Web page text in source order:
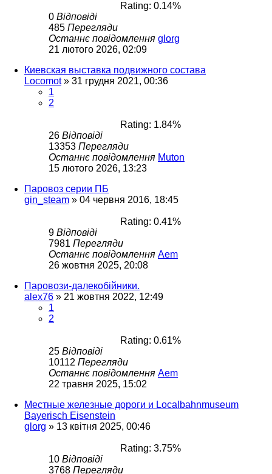
Rating: 0.14%
0 Відповіді
485 Перегляди
Останнє повідомлення glorg
21 лютого 2026, 02:09
Киевская выставка подвижного состава
Locomot» 31 грудня 2021, 00:36
1
2
Rating: 1.84%
26 Відповіді
13353 Перегляди
Останнє повідомлення Muton
15 лютого 2026, 13:23
Паровоз серии ПБ
gin_steam » 04 червня 2016, 18:45
Rating: 0.41%
9 Відповіді
7981 Перегляди
Останнє повідомлення Aem
26 жовтня 2025, 20:08
Паровози-далекобійники.
alex76 » 21 жовтня 2022, 12:49
1
2
Rating: 0.61%
25 Відповіді
10112 Перегляди
Останнє повідомлення Aem
22 травня 2025, 15:02
Местные железные дороги и Localbahnmuseum
Bayerisch Eisenstein
glorg » 13 квітня 2025, 00:46
Rating: 3.75%
10 Відповіді
3768 Перегляди